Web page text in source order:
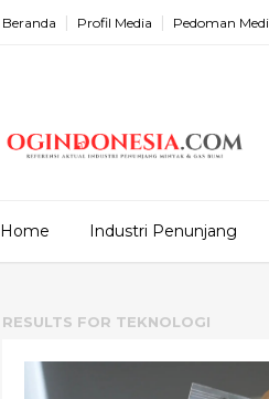
Beranda Profil Media Pedoman
Home Industri Penunjang
RESULTS FOR TEKNOLOGI